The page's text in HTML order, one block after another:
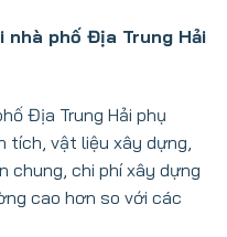
nhà phố Địa Trung Hải
Địa Trung Hải phụ
tích, vật liệu xây dựng,
chung, chi phí xây dựng
cao hơn so với các